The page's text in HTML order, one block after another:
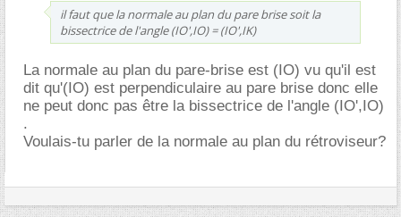
il faut que la normale au plan du pare brise soit la
bissectrice de l'angle (IO',IO) = (IO',IK)
La normale au plan du pare-brise est (IO) vu qu'il est
dit qu'(IO) est perpendiculaire au pare brise donc elle
ne peut donc pas être la bissectrice de l'angle (IO',IO)
.
Voulais-tu parler de la normale au plan du rétroviseur?